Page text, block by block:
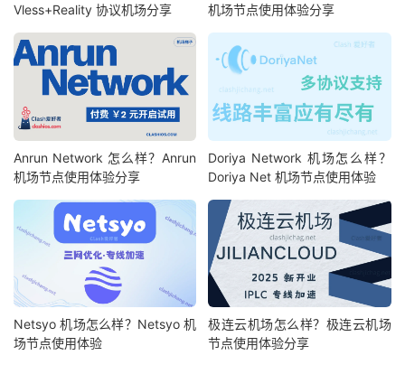
Vless+Reality 协议机场分享
机场节点使用体验分享
Anrun Network 怎么样？Anrun
机场节点使用体验分享
Doriya Network 机场怎么样？
Doriya Net 机场节点使用体验
Netsyo 机场怎么样？Netsyo 机
场节点使用体验
极连云机场怎么样？极连云机场
节点使用体验分享